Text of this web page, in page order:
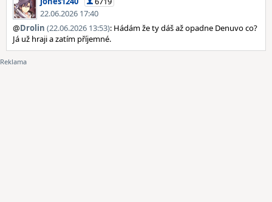
22.06.2026 17:40
@Drolin (22.06.2026 13:53): Hádám že ty dáš až opadne Denuvo co?
Já už hraji a zatím příjemné.